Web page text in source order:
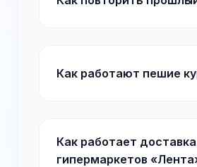
Как работают пешие
Как работает
гипермаркетов